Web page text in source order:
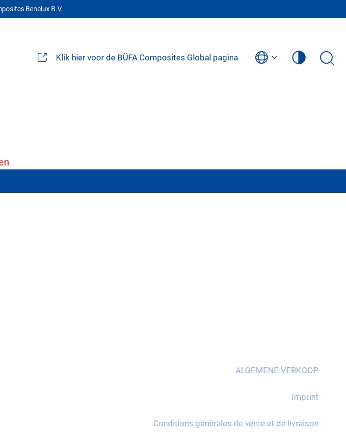
Benelux B.V.
Klik hier voor de BÜFA Composites Global pagina
ALGEMENE VERKOOP
Imprint
Conditions générales de vente et de livraison